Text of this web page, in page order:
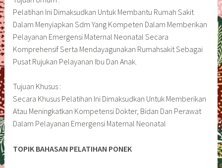
Pelatihan Ini Dimaksudkan Untuk Membantu Rumah Sakit
Dalam Menyiapkan Sdm Yang Kompeten Dalam Memberikan
Pelayanan Emergensi Maternal Neonatal Secara
Komprehensif Serta Mendayagunakan Rumahsakit Sebagai
Pusat Rujukan Pelayanan Ibu Dan Anak.
Tujuan Khusus :
Secara Khusus Pelatihan Ini Dimaksudkan Untuk Memberikan
Atau Meningkatkan Kompetensi Dokter, Bidan Dan Perawat
Dalam Pelayanan Emergensi Maternal Neonatal
TOPIK BAHASAN PELATIHAN PONEK